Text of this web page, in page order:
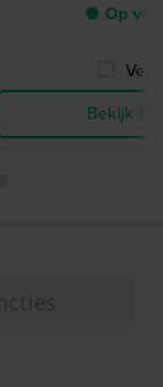
● Op
Bekijk